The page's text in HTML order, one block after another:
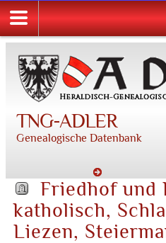
TNG-ADLER
Genealogische Datenbank
Friedhof und
katholisch,
Liezen,